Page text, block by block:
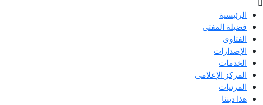
الرئيسية
فضيلة المفتى
الفتاوى
الإصدارات
الخدمات
المركز الإعلامى
المرئيات
هذا ديننا